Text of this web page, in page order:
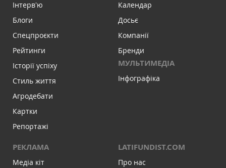
Інтервʼю
Блоги
Спецпроєкти
Рейтинги
Історії успіху
Стиль життя
Агродебати
Картки
Репортажі
Календар
Досьє
Компанії
Бренди
МУЛЬТИМЕДІА
Інфографіка
РЕКЛАМА
Медіа кіт
LATIFUNDIST.COM
Про нас